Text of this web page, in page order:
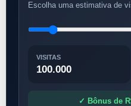
Escolha uma estimativa de
VISITAS
100.000
✓ Bônus de